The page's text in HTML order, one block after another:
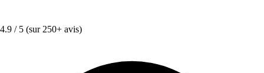
4.9 / 5 (sur 250+ avis)